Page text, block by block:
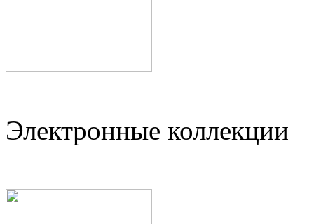
Электронные коллекции